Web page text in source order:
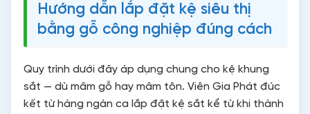
Hướng dẫn lắp đặt kệ siêu thị
bằng gỗ công nghiệp đúng cách
Quy trình dưới đây áp dụng chung cho kệ khung
sắt — dù mâm gỗ hay mâm tôn. Viên Gia Phát đúc
kết từ hàng ngàn ca lắp đặt kệ sắt kể từ khi thành